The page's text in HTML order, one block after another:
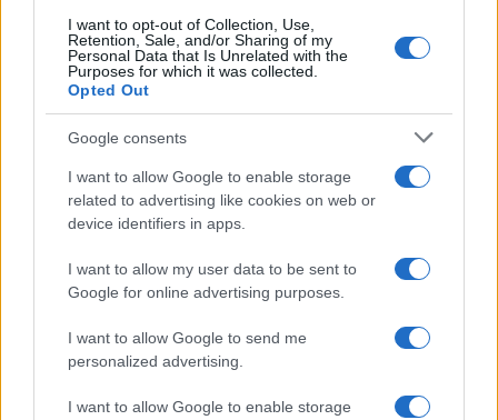
I want to opt-out of Collection, Use,
Retention, Sale, and/or Sharing of my
Personal Data that Is Unrelated with the
Purposes for which it was collected.
Opted Out
Google consents
I want to allow Google to enable storage
related to advertising like cookies on web or
device identifiers in apps.
I want to allow my user data to be sent to
Google for online advertising purposes.
I want to allow Google to send me
personalized advertising.
I want to allow Google to enable storage
Dalla gloria di Coppi al declino attuale: l’allarme per il
Beatrice Beretta · 4 Ago 2026